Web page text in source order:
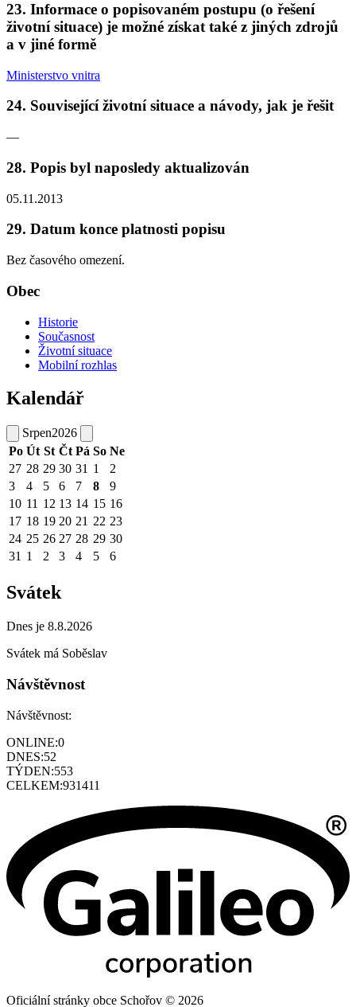
23. Informace o popisovaném postupu (o řešení
životní situace) je možné získat také z jiných zdrojů
a v jiné formě
Ministerstvo vnitra
24. Související životní situace a návody, jak je řešit
—
28. Popis byl naposledy aktualizován
05.11.2013
29. Datum konce platnosti popisu
Bez časového omezení.
Obec
Historie
Současnost
Životní situace
Mobilní rozhlas
Kalendář
Srpen2026
Po Út St Čt Pá So Ne
27 28 29 30 31 1
2
3
4 5 6 7 8
9
10 11 12 13 14 15 16
17 18 19 20 21 22 23
24 25 26 27 28 29 30
31 1 2 3 4 5 6
Svátek
Dnes je 8.8.2026
Svátek má Soběslav
Návštěvnost
Návštěvnost:
ONLINE:0
DNES:52
TÝDEN:553
CELKEM:931411
Oficiální stránky obce Schořov © 2026